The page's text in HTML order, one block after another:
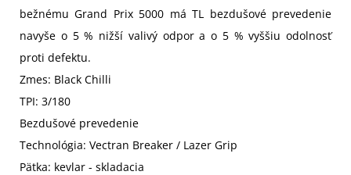
bežnému Grand Prix 5000 má TL bezdušové prevedenie
navyše o 5 % nižší valivý odpor a o 5 % vyššiu odolnosť
proti defektu.
Zmes: Black Chilli
TPI: 3/180
Bezdušové prevedenie
Technológia: Vectran Breaker / Lazer Grip
Pätka: kevlar - skladacia